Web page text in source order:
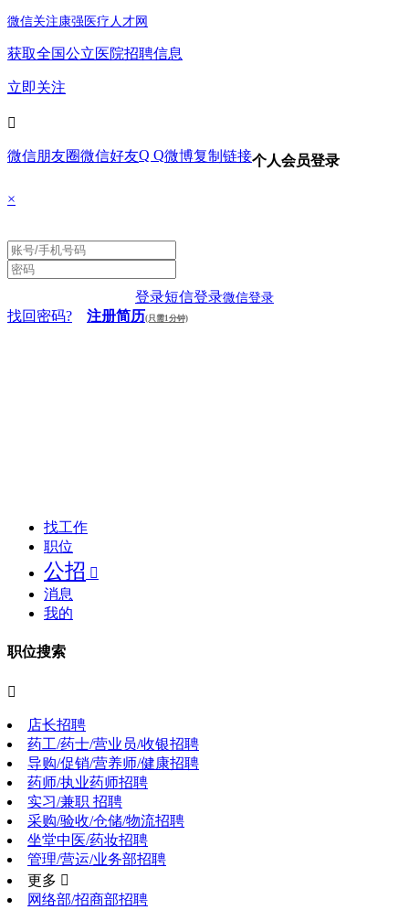
微信关注康强医疗人才网
获取全国公立医院招聘信息
立即关注

微信朋友圈微信好友Q Q微博复制链接个人会员登录
×
登录短信登录微信登录
找回密码? 注册简历(只需1分钟)
找工作
职位
公招 
消息
我的
职位搜索

店长招聘
药工/药士/营业员/收银招聘
导购/促销/营养师/健康招聘
药师/执业药师招聘
实习/兼职 招聘
采购/验收/仓储/物流招聘
坐堂中医/药妆招聘
管理/营运/业务部招聘
更多 
网络部/招商部招聘